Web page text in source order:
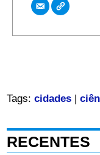
Tags: cidades|
RECENTES